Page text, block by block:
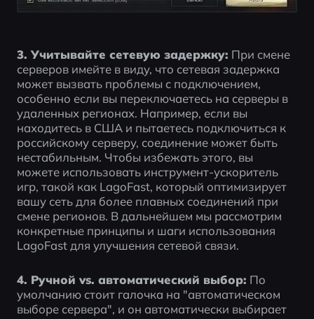
3. Учитывайте сетевую задержку: При смене
серверов имейте в виду, что сетевая задержка
может вызвать проблемы с подключением,
особенно если вы переключаетесь на серверы в
удаленных регионах. Например, если вы
находитесь в США и пытаетесь подключиться к
российскому серверу, соединение может быть
нестабильным. Чтобы избежать этого, вы
можете использовать инструмент-ускоритель
игр, такой как LagoFast, который оптимизирует
вашу сеть для более плавных соединений при
смене регионов. В дальнейшем мы рассмотрим
конкретные принципы и шаги использования
LagoFast для улучшения сетевой связи.
4. Ручной vs. автоматический выбор: По
умолчанию стоит галочка на "автоматическом
выборе сервера", и он автоматически выбирает